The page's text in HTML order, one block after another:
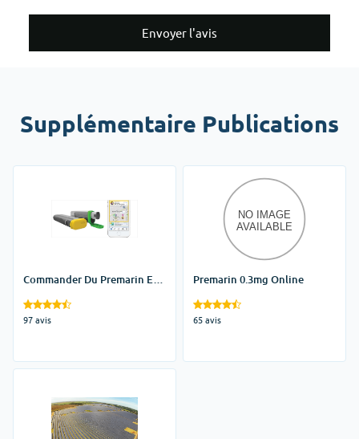
Envoyer l'avis
Supplémentaire Publications
Commander Du Premarin En
97 avis
Premarin 0.3mg Online
65 avis